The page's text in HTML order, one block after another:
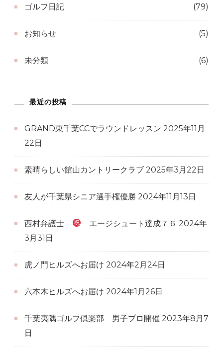
ゴルフ日記 (79)
お知らせ (5)
未分類 (6)
最近の投稿
GRAND東千葉CCでラウンドレッスン 2025年11月
22日
素晴らしい館山カントリークラブ 2025年3月22日
友人が千葉県シニア選手権優勝 2024年11月13日
西村弁護士 エージシュート達成７６ 2024年
3月31日
虎ノ門ヒルズへお届け 2024年2月24日
六本木ヒルズへお届け 2024年1月26日
千葉夷隅ゴルフ倶楽部 男子プロ開催 2023年8月7
日